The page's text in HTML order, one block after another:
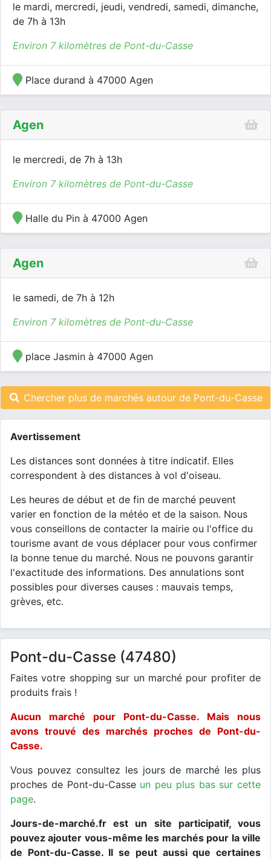
le mardi, mercredi, jeudi, vendredi, samedi, dimanche,
de 7h à 13h
Environ 7 kilomètres de Pont-du-Casse
Place durand à 47000 Agen
Agen
le mercredi, de 7h à 13h
Environ 7 kilomètres de Pont-du-Casse
Halle du Pin à 47000 Agen
Agen
le samedi, de 7h à 12h
Environ 7 kilomètres de Pont-du-Casse
place Jasmin à 47000 Agen
Chercher plus de marchés autour de Pont-du-Casse
Avertissement
Les distances sont données à titre indicatif. Elles
correspondent à des distances à vol d'oiseau.
Les heures de début et de fin de marché peuvent
varier en fonction de la météo et de la saison. Nous
vous conseillons de contacter la mairie ou l'office du
tourisme avant de vous déplacer pour vous confirmer
la bonne tenue du marché. Nous ne pouvons garantir
l'exactitude des informations. Des annulations sont
possibles pour diverses causes : mauvais temps,
grèves, etc.
Pont-du-Casse (47480)
Faites votre shopping sur un marché pour profiter de
produits frais !
Aucun marché pour Pont-du-Casse. Mais nous
avons trouvé des marchés proches de Pont-du-
Casse.
Vous pouvez consultez les jours de marché les plus
proches de Pont-du-Casse un peu plus bas sur cette
page.
Jours-de-marché.fr est un site participatif, vous
pouvez ajouter vous-même les marchés pour la ville
de Pont-du-Casse. Il se peut aussi que certaines